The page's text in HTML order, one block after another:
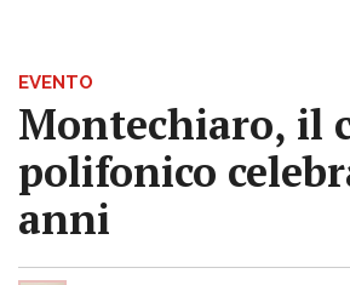
EVENTO
Montechiaro, il
polifonico
anni